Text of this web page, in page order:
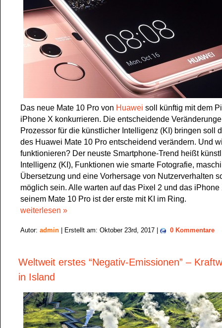
Das neue Mate 10 Pro von Huawei soll künftig mit dem
iPhone X konkurrieren. Die entscheidende
Prozessor für die künstlicher Intelligenz (KI) bringen soll
des Huawei Mate 10 Pro entscheidend verändern. Und
funktionieren? Der neuste Smartphone-Trend heißt
Intelligenz (KI), Funktionen wie smarte Fotografie,
Übersetzung und eine Vorhersage von Nutzerverhalten
möglich sein. Alle warten auf das Pixel 2 und das
seinem Mate 10 Pro ist der erste mit KI im Ring.
weiterlesen »
Autor: admin | Erstellt am: Oktober 23rd, 2017 | 0 Kommentare
Weltweit erstes “Negativ-Emissionen” –
in Island